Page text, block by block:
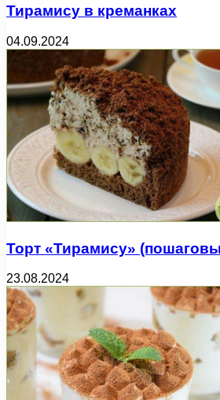
Тирамису в креманках
04.09.2024
Торт «Тирамису»
23.08.2024